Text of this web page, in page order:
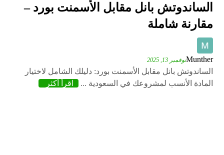
الساندوتش بانل مقابل الأسمنت بورد –
مقارنة شاملة
Muntherنوفمبر 13, 2025
الساندوتش بانل مقابل الأسمنت بورد: دليلك الشامل لاختيار
المادة الأنسب لمشروعك في السعودية ...
اقرأ أكثر